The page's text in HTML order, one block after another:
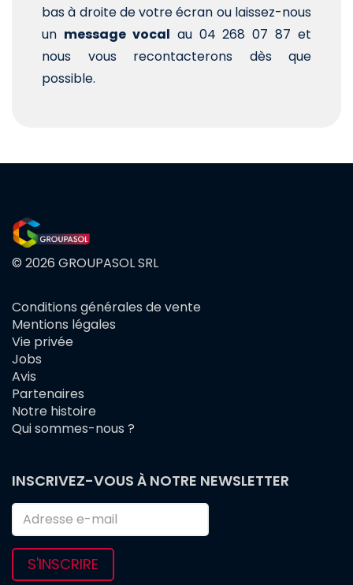
bas à droite de votre écran ou laissez-nous
un message vocal au 04 268 07 87 et
nous vous recontacterons dès que
possible.
© 2026 GROUPASOL SRL
FOOTER
MENU
Conditions générales de vente
Mentions légales
Vie privée
Jobs
Avis
Partenaires
Notre histoire
Qui sommes-nous ?
INSCRIVEZ-VOUS À NOTRE NEWSLETTER
S'INSCRIRE